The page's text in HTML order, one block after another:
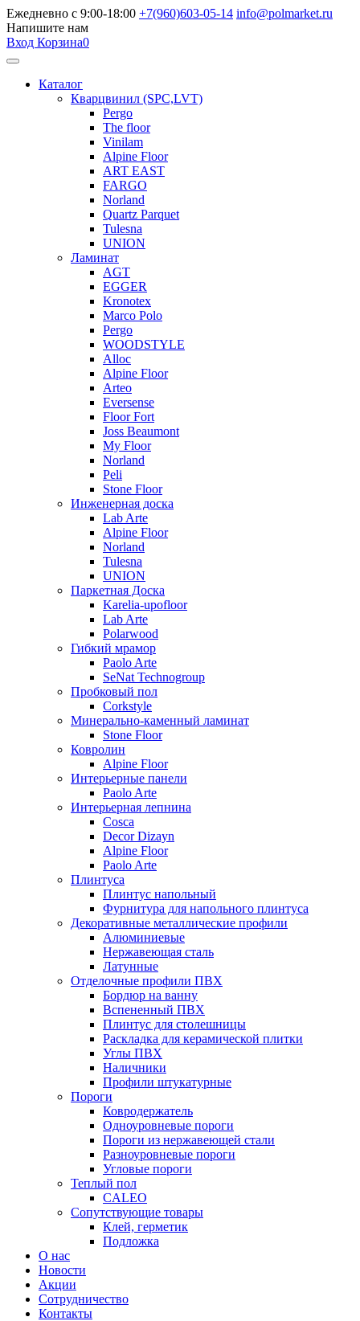
Ежедневно с 9:00-18:00 +7(960)603-05-14 info@polmarket.ru
Напишите нам
Вход Корзина0
Каталог
Кварцвинил (SPC,LVT)
Pergo
The floor
Vinilam
Alpine Floor
ART EAST
FARGO
Norland
Quartz Parquet
Tulesna
UNION
Ламинат
AGT
EGGER
Kronotex
Marco Polo
Pergo
WOODSTYLE
Alloc
Alpine Floor
Arteo
Eversense
Floor Fort
Joss Beaumont
My Floor
Norland
Peli
Stone Floor
Инженерная доска
Lab Arte
Alpine Floor
Norland
Tulesna
UNION
Паркетная Доска
Karelia-upofloor
Lab Arte
Polarwood
Гибкий мрамор
Paolo Arte
SeNat Technogroup
Пробковый пол
Corkstyle
Минерально-каменный ламинат
Stone Floor
Ковролин
Alpine Floor
Интерьерные панели
Paolo Arte
Интерьерная лепнина
Cosca
Decor Dizayn
Alpine Floor
Paolo Arte
Плинтуса
Плинтус напольный
Фурнитура для напольного плинтуса
Декоративные металлические профили
Алюминиевые
Нержавеющая сталь
Латунные
Отделочные профили ПВХ
Бордюр на ванну
Вспененный ПВХ
Плинтус для столешницы
Раскладка для керамической плитки
Углы ПВХ
Наличники
Профили штукатурные
Пороги
Ковродержатель
Одноуровневые пороги
Пороги из нержавеющей стали
Разноуровневые пороги
Угловые пороги
Теплый пол
CALEO
Сопутствующие товары
Клей, герметик
Подложка
О нас
Новости
Акции
Сотрудничество
Контакты